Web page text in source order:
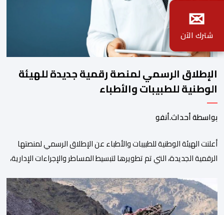
الإطلاق الرسمي لمنصة رقمية جديدة للهيئة
الوطنية للطبيبات والأطباء
بواسطة أحداث.أنفو
أعلنت الهيئة الوطنية للطبيبات والأطباء عن الإطلاق الرسمي لمنصتها
الرقمية الجديدة، التي تم تطويرها لتبسيط المساطر والإجراءات الإدارية،
والمجالس الجهوية للهيئة إلى جانب الهيئة الوطنية. وذكر بلاغ للهيئة أن
هذه المنصة، التي تم إطلاقها في إطار استراتيجيتها الرامية إلى التحديث
✉
شترك الآن